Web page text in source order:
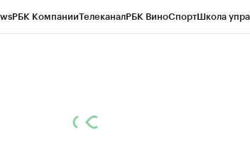
РБК КомпанииТелеканалРБК ВиноСпортШкола